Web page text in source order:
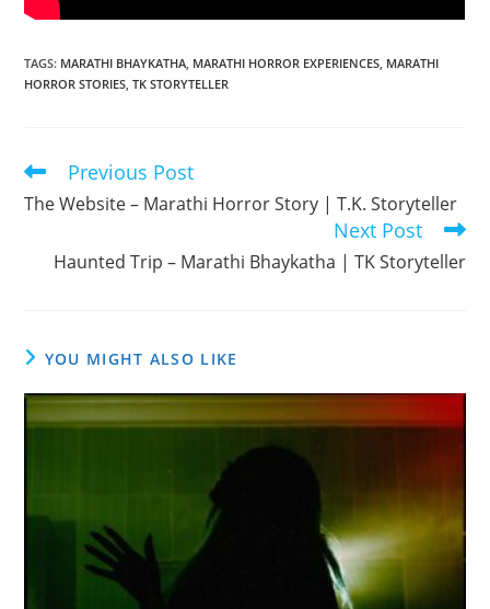
TAGS: MARATHI BHAYKATHA MARATHI HORROR EXPERIENCES MARATHI
HORROR STORIES TK STORYTELLER
Read
articles
Previous Post
The Website – Marathi Horror Story | T.K. Storyteller
Next Post
Haunted Trip – Marathi Bhaykatha | TK Storyteller
YOU MIGHT ALSO LIKE